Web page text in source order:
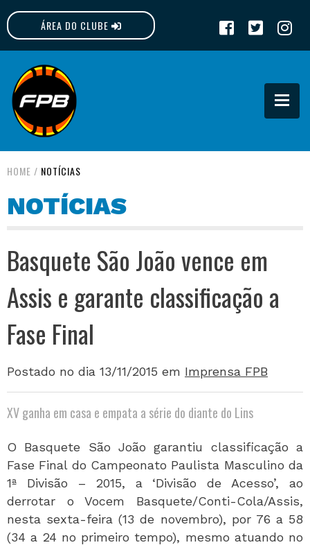
ÁREA DO CLUBE
FPB
HOME / NOTÍCIAS
NOTÍCIAS
Basquete São João vence em
Assis e garante classificação a
Fase Final
Postado no dia 13/11/2015 em Imprensa FPB
XV ganha em casa e empata a série do diante do Lins
O Basquete São João garantiu classificação a
Fase Final do Campeonato Paulista Masculino da
1ª Divisão – 2015, a ‘Divisão de Acesso’, ao
derrotar o Vocem Basquete/Conti-Cola/Assis,
nesta sexta-feira (13 de novembro), por 76 a 58
(34 a 24 no primeiro tempo), mesmo atuando no